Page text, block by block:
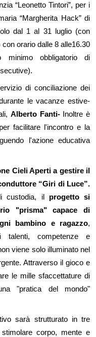
“Leonetto Tintori”, per i
“Margherita Hack” di
dal 1 al 31 luglio (con
con orario dalle 8 alle16.30
obbligatorio di
di conciliazione dei
le vacanze estive-
Alberto Fanti-Inoltre è
facilitare l'incontro e la
l'azione educativa
Cieli Aperti a gestire il
“Giri di Luce”.
custodia, il progetto si
"prisma" capace di
bambino e ragazzo,
talenti, competenze e
viene solo illuminato nel
Attraverso il gioco e
le mille sfaccettature di
"pratica del mondo"
sarà strutturato in tre
corpo, mente e